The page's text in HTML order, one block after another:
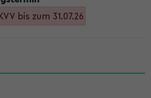
bis zum 31.07.26